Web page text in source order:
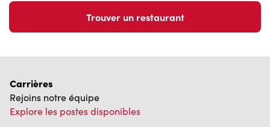
Trouver un restaurant
Carrières
Rejoins notre équipe
Explore les postes disponibles